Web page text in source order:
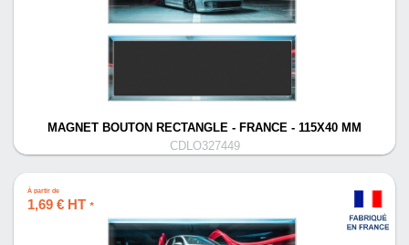
MAGNET BOUTON RECTANGLE - FRANCE - 115X40 MM
CDLO327449
À partir de
1,69 € HT *